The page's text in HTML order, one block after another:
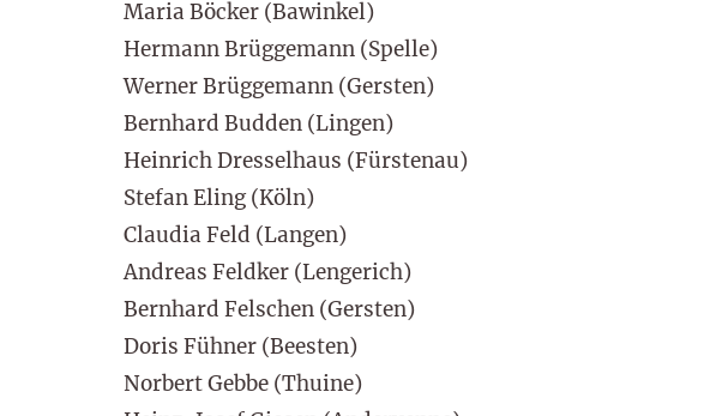
Maria Böcker (Bawinkel)
Hermann Brüggemann (Spelle)
Werner Brüggemann (Gersten)
Bernhard Budden (Lingen)
Heinrich Dresselhaus (Fürstenau)
Stefan Eling (Köln)
Claudia Feld (Langen)
Andreas Feldker (Lengerich)
Bernhard Felschen (Gersten)
Doris Fühner (Beesten)
Norbert Gebbe (Thuine)